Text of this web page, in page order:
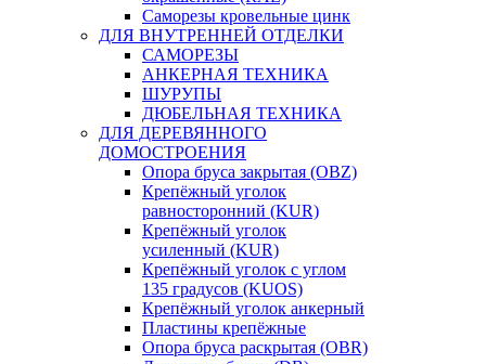
Саморезы кровельные цинк
ДЛЯ ВНУТРЕННЕЙ ОТДЕЛКИ
САМОРЕЗЫ
АНКЕРНАЯ ТЕХНИКА
ШУРУПЫ
ДЮБЕЛЬНАЯ ТЕХНИКА
ДЛЯ ДЕРЕВЯННОГО
ДОМОСТРОЕНИЯ
Опора бруса закрытая (OBZ)
Крепёжный уголок
равносторонний (KUR)
Крепёжный уголок
усиленный (KUR)
Крепёжный уголок с углом
135 градусов (KUOS)
Крепёжный уголок анкерный
Пластины крепёжные
Опора бруса раскрытая (OBR)